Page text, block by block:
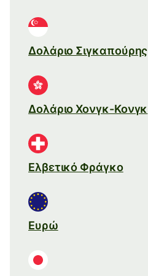
Δολάριο Σιγκαπούρης
Δολάριο Χονγκ-Κονγκ
Ελβετικό Φράγκο
Ευρώ